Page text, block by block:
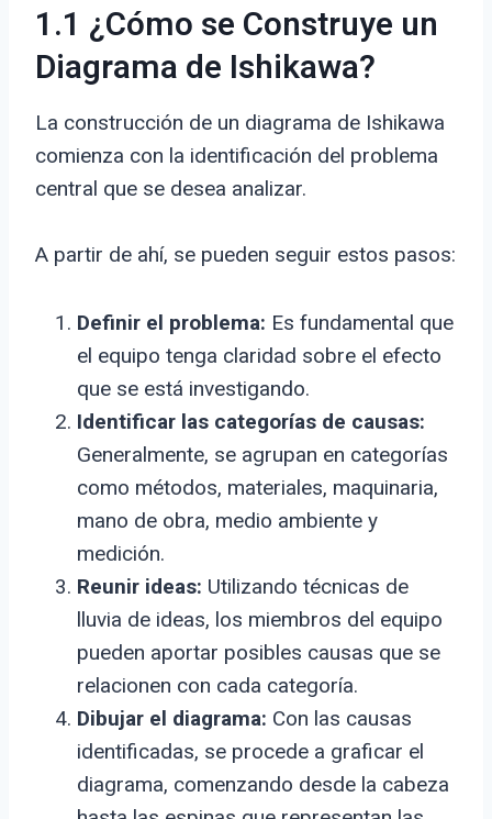
1.1 ¿Cómo se Construye un
Diagrama de Ishikawa?
La construcción de un diagrama de Ishikawa
comienza con la identificación del problema
central que se desea analizar.
A partir de ahí, se pueden seguir estos pasos:
Definir el problema: Es fundamental que
el equipo tenga claridad sobre el efecto
que se está investigando.
Identificar las categorías de causas:
Generalmente, se agrupan en categorías
como métodos, materiales, maquinaria,
mano de obra, medio ambiente y
medición.
Reunir ideas: Utilizando técnicas de
lluvia de ideas, los miembros del equipo
pueden aportar posibles causas que se
relacionen con cada categoría.
Dibujar el diagrama: Con las causas
identificadas, se procede a graficar el
diagrama, comenzando desde la cabeza